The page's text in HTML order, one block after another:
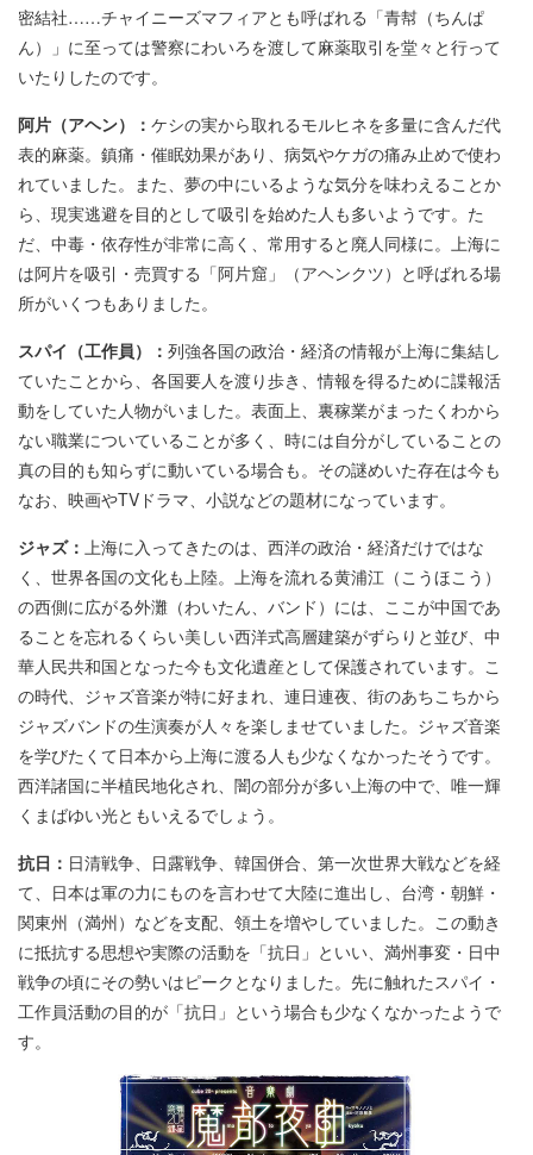
密結社……チャイニーズマフィアとも呼ばれる「青幇（ちんぱ
ん）」に至っては警察にわいろを渡して麻薬取引を堂々と行って
いたりしたのです。
阿片（アヘン）： ケシの実から取れるモルヒネを多量に含んだ代
表的麻薬。鎮痛・催眠効果があり、病気やケガの痛み止めで使わ
れていました。また、夢の中にいるような気分を味わえることか
ら、現実逃避を目的として吸引を始めた人も多いようです。た
だ、中毒・依存性が非常に高く、常用すると廃人同様に。上海に
は阿片を吸引・売買する「阿片窟」（アヘンクツ）と呼ばれる場
所がいくつもありました。
スパイ（工作員）： 列強各国の政治・経済の情報が上海に集結し
ていたことから、各国要人を渡り歩き、情報を得るために諜報活
動をしていた人物がいました。表面上、裏稼業がまったくわから
ない職業についていることが多く、時には自分がしていることの
真の目的も知らずに動いている場合も。その謎めいた存在は今も
なお、映画やTVドラマ、小説などの題材になっています。
ジャズ： 上海に入ってきたのは、西洋の政治・経済だけではな
く、世界各国の文化も上陸。上海を流れる黄浦江（こうほこう）
の西側に広がる外灘（わいたん、バンド）には、ここが中国であ
ることを忘れるくらい美しい西洋式高層建築がずらりと並び、中
華人民共和国となった今も文化遺産として保護されています。こ
の時代、ジャズ音楽が特に好まれ、連日連夜、街のあちこちから
ジャズバンドの生演奏が人々を楽しませていました。ジャズ音楽
を学びたくて日本から上海に渡る人も少なくなかったそうです。
西洋諸国に半植民地化され、闇の部分が多い上海の中で、唯一輝
くまばゆい光ともいえるでしょう。
抗日： 日清戦争、日露戦争、韓国併合、第一次世界大戦などを経
て、日本は軍の力にものを言わせて大陸に進出し、台湾・朝鮮・
関東州（満州）などを支配、領土を増やしていました。この動き
に抵抗する思想や実際の活動を「抗日」といい、満州事変・日中
戦争の頃にその勢いはピークとなりました。先に触れたスパイ・
工作員活動の目的が「抗日」という場合も少なくなかったようで
す。